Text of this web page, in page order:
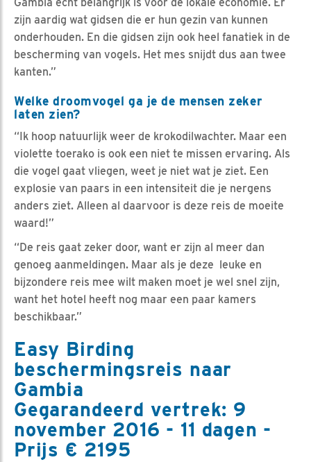
zijn aardig wat gidsen die er hun gezin van kunnen
onderhouden. En die gidsen zijn ook heel fanatiek in de
bescherming van vogels. Het mes snijdt dus aan twee
kanten.”
Welke droomvogel ga je de mensen zeker
laten zien?
“Ik hoop natuurlijk weer de krokodilwachter. Maar een
violette toerako is ook een niet te missen ervaring. Als
die vogel gaat vliegen, weet je niet wat je ziet. Een
explosie van paars in een intensiteit die je nergens
anders ziet. Alleen al daarvoor is deze reis de moeite
waard!”
“De reis gaat zeker door, want er zijn al meer dan
genoeg aanmeldingen. Maar als je deze leuke en
bijzondere reis mee wilt maken moet je wel snel zijn,
want het hotel heeft nog maar een paar kamers
beschikbaar.”
Easy Birding
beschermingsreis naar
Gambia
Gegarandeerd vertrek: 9
november 2016 - 11 dagen -
Prijs € 2195